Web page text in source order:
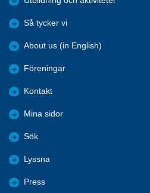
Så tycker vi
About us (in English)
Föreningar
Kontakt
Mina sidor
Sök
Lyssna
Press